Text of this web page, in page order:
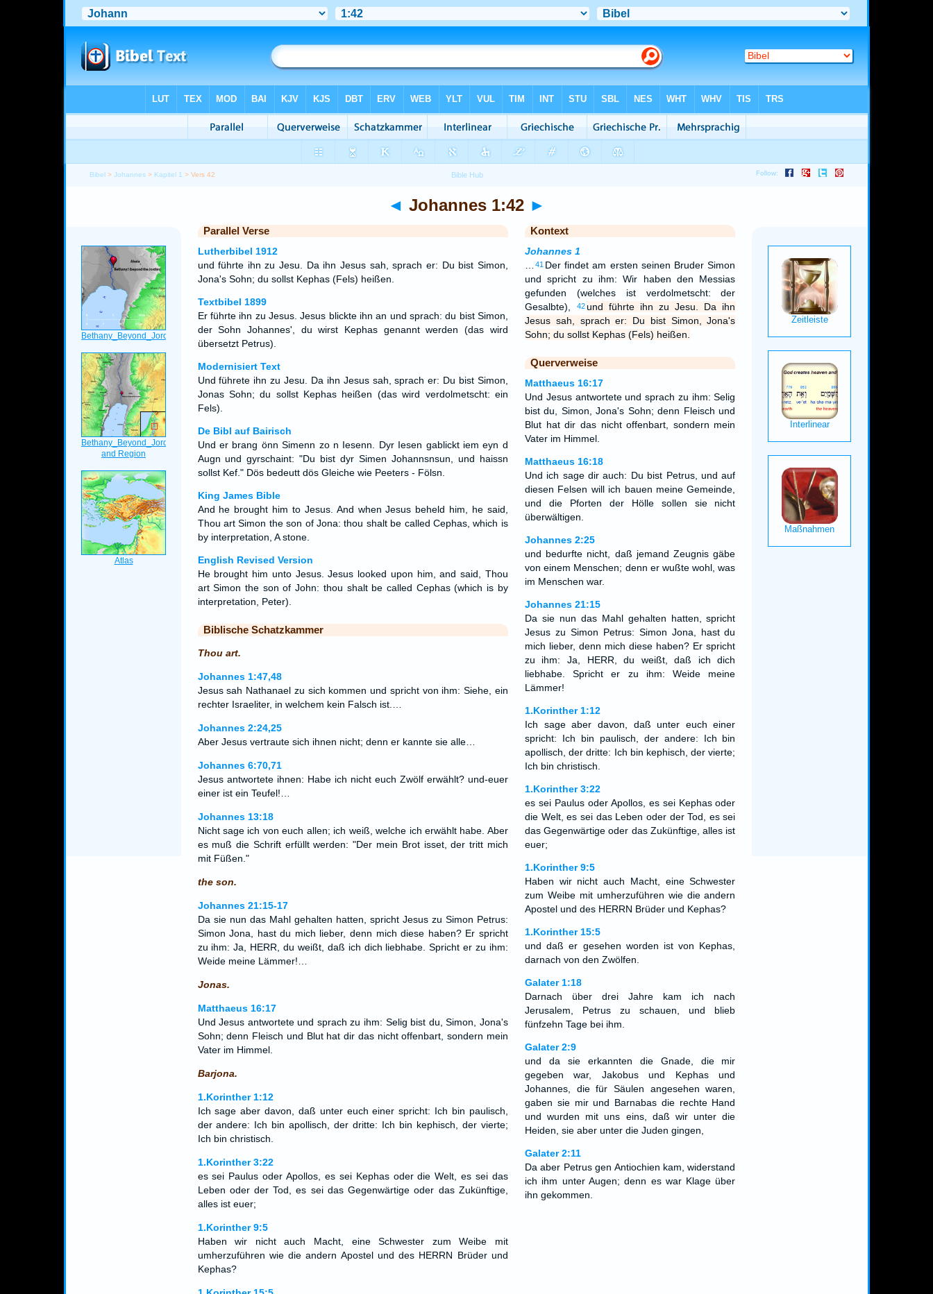
Bibel >Johannes > Kapitel 1 > Vers 42
◄ Johannes 1:42 ►
Parallel Verse
Lutherbibel 1912
und führte ihn zu Jesu. Da ihn Jesus sah, sprach er: Du bist Simon,
Jona's Sohn; du sollst Kephas (Fels) heißen.
Textbibel 1899
Er führte ihn zu Jesus. Jesus blickte ihn an und sprach: du bist Simon,
der Sohn Johannes', du wirst Kephas genannt werden (das wird
übersetzt Petrus).
Modernisiert Text
Und führete ihn zu Jesu. Da ihn Jesus sah, sprach er: Du bist Simon,
Jonas Sohn; du sollst Kephas heißen (das wird verdolmetscht: ein
Fels).
De Bibl auf Bairisch
Und er brang önn Simenn zo n Iesenn. Dyr Iesen gablickt iem eyn d
Augn und gyrschaint: "Du bist dyr Simen Johannsnsun, und haissn
sollst Kef." Dös bedeutt dös Gleiche wie Peeters - Fölsn.
King James Bible
And he brought him to Jesus. And when Jesus beheld him, he said,
Thou art Simon the son of Jona: thou shalt be called Cephas, which is
by interpretation, A stone.
English Revised Version
He brought him unto Jesus. Jesus looked upon him, and said, Thou
art Simon the son of John: thou shalt be called Cephas (which is by
interpretation, Peter).
Biblische Schatzkammer
Thou art.
Johannes 1:47,48
Jesus sah Nathanael zu sich kommen und spricht von ihm: Siehe, ein
rechter Israeliter, in welchem kein Falsch ist.…
Johannes 2:24,25
Aber Jesus vertraute sich ihnen nicht; denn er kannte sie alle…
Johannes 6:70,71
Jesus antwortete ihnen: Habe ich nicht euch Zwölf erwählt? und-euer
einer ist ein Teufel!…
Johannes 13:18
Nicht sage ich von euch allen; ich weiß, welche ich erwählt habe. Aber
es muß die Schrift erfüllt werden: "Der mein Brot isset, der tritt mich
mit Füßen."
the son.
Johannes 21:15-17
Da sie nun das Mahl gehalten hatten, spricht Jesus zu Simon Petrus:
Simon Jona, hast du mich lieber, denn mich diese haben? Er spricht
zu ihm: Ja, HERR, du weißt, daß ich dich liebhabe. Spricht er zu ihm:
Weide meine Lämmer!…
Jonas.
Matthaeus 16:17
Und Jesus antwortete und sprach zu ihm: Selig bist du, Simon, Jona's
Sohn; denn Fleisch und Blut hat dir das nicht offenbart, sondern mein
Vater im Himmel.
Barjona.
1.Korinther 1:12
Ich sage aber davon, daß unter euch einer spricht: Ich bin paulisch,
der andere: Ich bin apollisch, der dritte: Ich bin kephisch, der vierte;
Ich bin christisch.
1.Korinther 3:22
es sei Paulus oder Apollos, es sei Kephas oder die Welt, es sei das
Leben oder der Tod, es sei das Gegenwärtige oder das Zukünftige,
alles ist euer;
1.Korinther 9:5
Haben wir nicht auch Macht, eine Schwester zum Weibe mit
umherzuführen wie die andern Apostel und des HERRN Brüder und
Kephas?
Kontext
Johannes 1
41 Der findet am ersten seinen Bruder Simon
und spricht zu ihm: Wir haben den Messias
gefunden (welches ist verdolmetscht: der
Gesalbte),
42und führte ihn zu Jesu. Da ihn
Jesus sah, sprach er: Du bist Simon, Jona's
Sohn; du sollst Kephas (Fels) heißen.
Querverweise
Matthaeus 16:17
Und Jesus antwortete und sprach zu ihm: Selig
bist du, Simon, Jona's Sohn; denn Fleisch und
Blut hat dir das nicht offenbart, sondern mein
Vater im Himmel.
Matthaeus 16:18
Und ich sage dir auch: Du bist Petrus, und auf
diesen Felsen will ich bauen meine Gemeinde,
und die Pforten der Hölle sollen sie nicht
überwältigen.
Johannes 2:25
und bedurfte nicht, daß jemand Zeugnis gäbe
von einem Menschen; denn er wußte wohl, was
im Menschen war.
Johannes 21:15
Da sie nun das Mahl gehalten hatten, spricht
Jesus zu Simon Petrus: Simon Jona, hast du
mich lieber, denn mich diese haben? Er spricht
zu ihm: Ja, HERR, du weißt, daß ich dich
liebhabe. Spricht er zu ihm: Weide meine
Lämmer!
1.Korinther 1:12
Ich sage aber davon, daß unter euch einer
spricht: Ich bin paulisch, der andere: Ich bin
apollisch, der dritte: Ich bin kephisch, der vierte;
Ich bin christisch.
1.Korinther 3:22
es sei Paulus oder Apollos, es sei Kephas oder
die Welt, es sei das Leben oder der Tod, es sei
das Gegenwärtige oder das Zukünftige, alles ist
euer;
1.Korinther 9:5
Haben wir nicht auch Macht, eine Schwester
zum Weibe mit umherzuführen wie die andern
Apostel und des HERRN Brüder und Kephas?
1.Korinther 15:5
und daß er gesehen worden ist von Kephas,
darnach von den Zwölfen.
Galater 1:18
Darnach über drei Jahre kam ich nach
Jerusalem, Petrus zu schauen, und blieb
fünfzehn Tage bei ihm.
Galater 2:9
und da sie erkannten die Gnade, die mir
gegeben war, Jakobus und Kephas und
Johannes, die für Säulen angesehen waren,
gaben sie mir und Barnabas die rechte Hand
und wurden mit uns eins, daß wir unter die
Heiden, sie aber unter die Juden gingen,
Galater 2:11
Da aber Petrus gen Antiochien kam, widerstand
ich ihm unter Augen; denn es war Klage über
ihn gekommen.